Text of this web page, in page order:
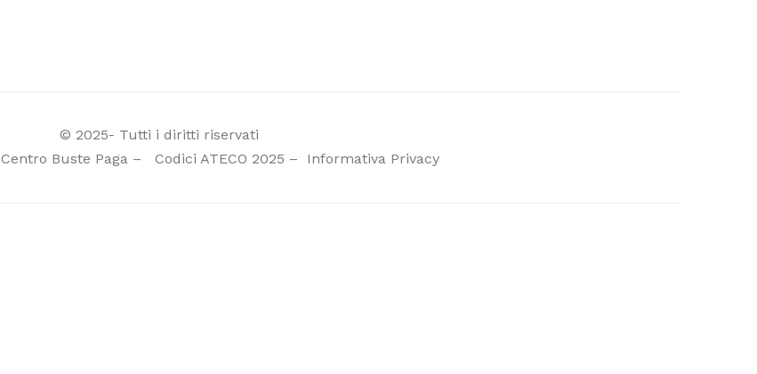
© 2025- Tutti i diritti riservati
Centro Buste Paga– Codici ATECO 2025 – Informativa Privacy